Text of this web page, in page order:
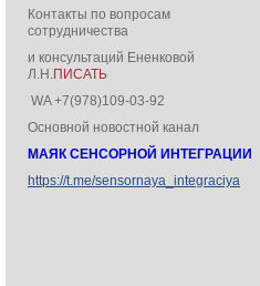
Контакты по вопросам
сотрудничества
и консультаций Ененковой
Л.Н.ПИСАТЬ
WA +7(978)109-03-92
Основной новостной канал
МАЯК СЕНСОРНОЙ ИНТЕГРАЦИИ
https://t.me/sensornaya_integraciya